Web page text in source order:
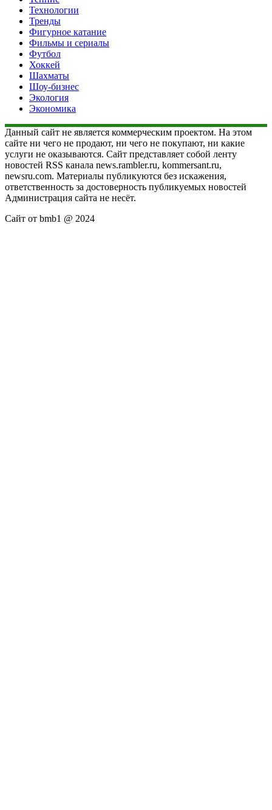
Технологии
Тренды
Фигурное катание
Фильмы и сериалы
Футбол
Хоккей
Шахматы
Шоу-бизнес
Экология
Экономика
Данный сайт не является коммерческим проектом. На этом
сайте ни чего не продают, ни чего не покупают, ни какие
услуги не оказываются. Сайт представляет собой ленту
новостей RSS канала news.rambler.ru, kommersant.ru,
newsru.com. Материалы публикуются без искажения,
ответственность за достоверность публикуемых новостей
Администрация сайта не несёт.
Сайт от bmb1 @ 2024